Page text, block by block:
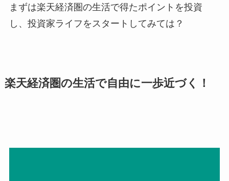
まずは楽天経済圏の生活で得たポイントを投資
し、投資家ライフをスタートしてみては？
楽天経済圏の生活で自由に一歩近づく！